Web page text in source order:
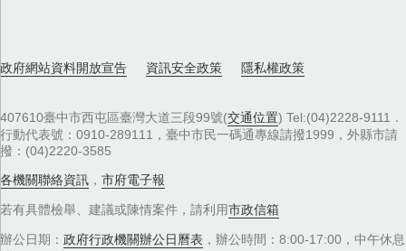
政府網站資料開放宣告 資訊安全政策 隱私權政策
407610臺中市西屯區臺灣大道三段99號(交通位置) Tel:(04)2228-9111．
行動代表號：0910-289111，臺中市民一碼通專線請撥1999，外縣市請
撥：(04)2220-3585
各機關聯絡資訊 ， 市府電子報
若有具體檢舉、建議或陳情案件，請利用市政信箱
辦公日期： 政府行政機關辦公日曆表 ，辦公時間：8:00-17:00，中午休息